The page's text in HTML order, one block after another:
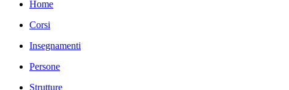
Home
Corsi
Insegnamenti
Persone
Strutture